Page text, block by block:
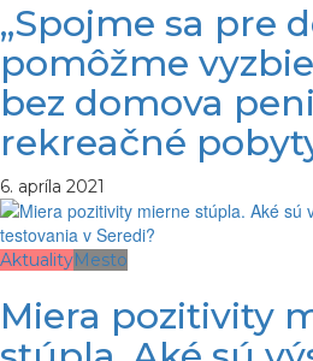
„Spojme sa pre
pomôžme
bez domova
rekreačné
6. apríla 2021
AktualityMesto
Miera pozitivity